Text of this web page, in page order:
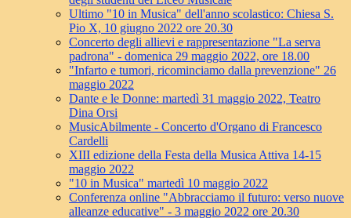
Ultimo "10 in Musica" dell'anno scolastico: Chiesa S.
Pio X, 10 giugno 2022 ore 20.30
Concerto degli allievi e rappresentazione "La serva
padrona" - domenica 29 maggio 2022, ore 18.00
"Infarto e tumori, ricominciamo dalla prevenzione" 26
maggio 2022
Dante e le Donne: martedì 31 maggio 2022, Teatro
Dina Orsi
MusicAbilmente - Concerto d'Organo di Francesco
Cardelli
XIII edizione della Festa della Musica Attiva 14-15
maggio 2022
"10 in Musica" martedì 10 maggio 2022
Conferenza online "Abbracciamo il futuro: verso nuove
alleanze educative" - 3 maggio 2022 ore 20.30